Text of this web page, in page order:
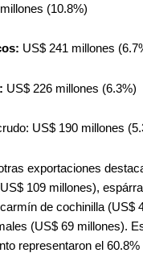
(10.8%)
US$ 241 millones
US$ 226 millones (6.3%)
US$ 190 millones
exportaciones
109 millones),
de cochinilla (US$
(US$ 69 millones).
representaron el 60.8%